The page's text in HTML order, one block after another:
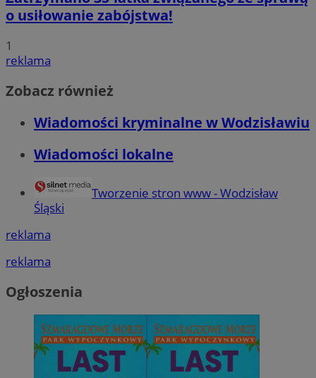
o usiłowanie zabójstwa!
1
reklama
Zobacz również
Wiadomości kryminalne w Wodzisławiu
Wiadomości lokalne
Tworzenie stron www - Wodzisław
Śląski
reklama
reklama
Ogłoszenia